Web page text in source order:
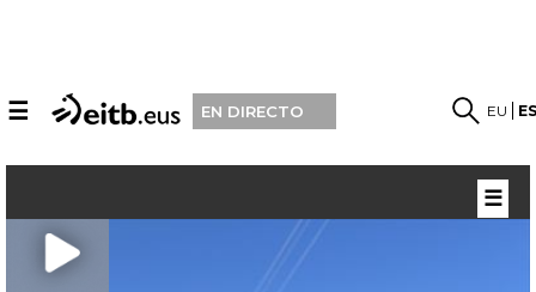
☰ EN DIRECTO EU
☰